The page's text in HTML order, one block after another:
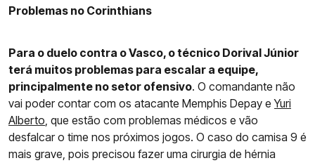
Problemas no Corinthians
Para o duelo contra o Vasco, o técnico Dorival Júnior
terá muitos problemas para escalar a equipe,
principalmente no setor ofensivo. O comandante não
vai poder contar com os atacante Memphis Depay eYuri
Alberto, que estão com problemas médicos e vão
desfalcar o time nos próximos jogos. O caso do camisa 9 é
mais grave, pois precisou fazer uma cirurgia de hérnia